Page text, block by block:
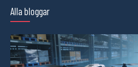
Alla bloggar